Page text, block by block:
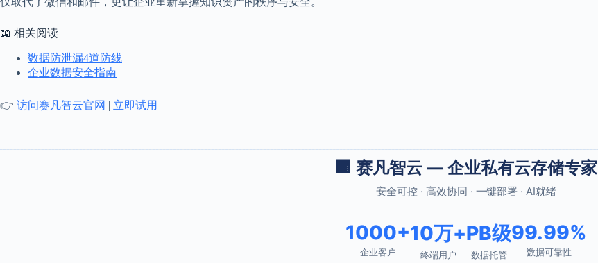
📖 相关阅读
数据防泄漏4道防线
企业数据安全指南
👉 访问赛凡智云官网 | 立即试用
🏢 赛凡智云 — 企业私有云存储专家
安全可控 · 高效协同 · 一键部署 · AI就绪
1000+
企业客户
10万+
终端用户
PB级
数据托管
99.99%
数据可靠性